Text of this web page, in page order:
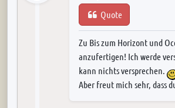
Quote
Zu Bis zum Horizont und
anzufertigen! Ich werde
kann nichts versprechen.
Aber freut mich sehr, dass